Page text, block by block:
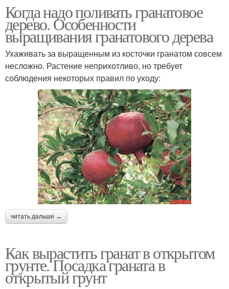
Когда надо поливать гранатовое
дерево. Особенности
выращивания гранатового дерева
Ухаживать за выращенным из косточки гранатом совсем
несложно. Растение неприхотливо, но требует
соблюдения некоторых правил по уходу:
читать дальше →
Как вырастить гранат в открытом
грунте. Посадка граната в
открытый грунт